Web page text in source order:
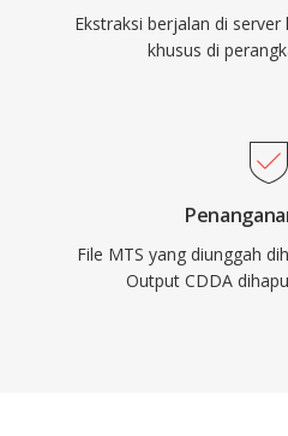
Ekstraksi berjalan di
khusus di
File MTS yang diunggah
Output CDDA